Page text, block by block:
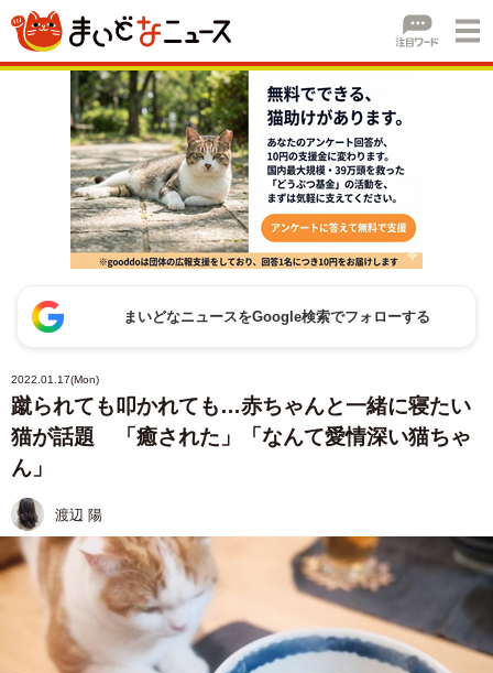
まいどなニュースをGoogle検索でフォローする
2022.01.17(Mon)
蹴られても叩かれても…赤ちゃんと一緒に寝たい
猫が話題 「癒された」「なんて愛情深い猫ちゃ
ん」
渡辺 陽